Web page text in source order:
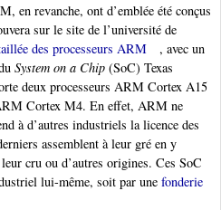
en revanche, ont d’emblée été conçus
sur le site de l’université de
des processeurs ARM
, avec un
System on a Chip (SoC) Texas
deux processeurs ARM Cortex A15
Cortex M4. En effet, ARM ne
à d’autres industriels la licence des
assemblent à leur gré en y
cru ou d’autres origines. Ces SoC
lui-même, soit par une fonderie